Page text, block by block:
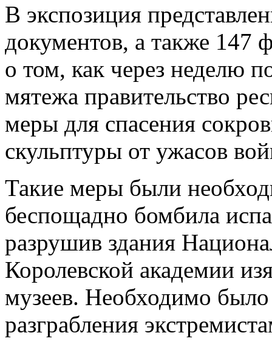
В экспозиция
документов, а также 147
о том, как через неделю
мятежа правительство
меры для спасения
скульптуры от ужасов
Такие меры были
беспощадно бомбила
разрушив здания
Королевской академии
музеев. Необходимо
разграбления